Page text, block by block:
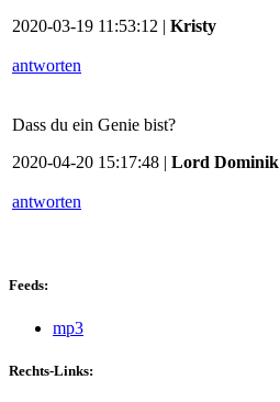
2020-03-19 11:53:12 | Kristy
antworten
Dass du ein Genie bist?
2020-04-20 15:17:48 | Lord Dominik
antworten
Feeds:
mp3
Rechts-Links: